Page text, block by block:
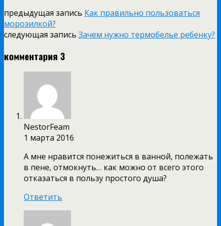
предыдущая запись Как правильно пользоваться
морозилкой?
следующая запись Зачем нужно термобелье ребенку?
комментария 3
NestorFeam
1 марта 2016
А мне нравится понежиться в ванной, полежать
в пене, отмокнуть… как можно от всего этого
отказаться в пользу простого душа?
Ответить